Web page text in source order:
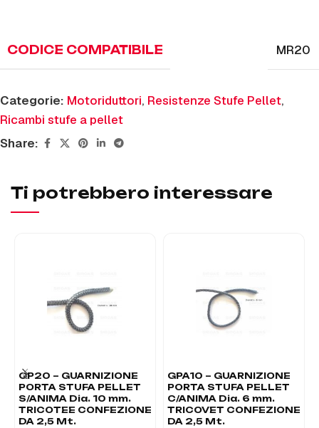
CODICE COMPATIBILE MR20
Categorie: Motoriduttori, Resistenze Stufe Pellet,
Ricambi stufe a pellet
Share:
Ti potrebbero interessare
GP20 – GUARNIZIONE
PORTA STUFA PELLET
S/ANIMA Dia. 10 mm.
TRICOTEE CONFEZIONE
DA 2,5 Mt.
GPA10 – GUARNIZIONE
PORTA STUFA PELLET
C/ANIMA Dia. 6 mm.
TRICOVET CONFEZIONE
DA 2,5 Mt.